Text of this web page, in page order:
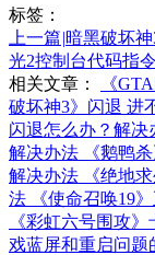
标签：
上一篇|暗黑破坏
光2控制台代码指
相关文章：
《
破坏神3》闪退 进
闪退怎么办？解决
解决办法
《鹅鸭
解决办法
《绝地
法
《使命召唤19
《彩虹六号围攻
戏蓝屏和重启问题